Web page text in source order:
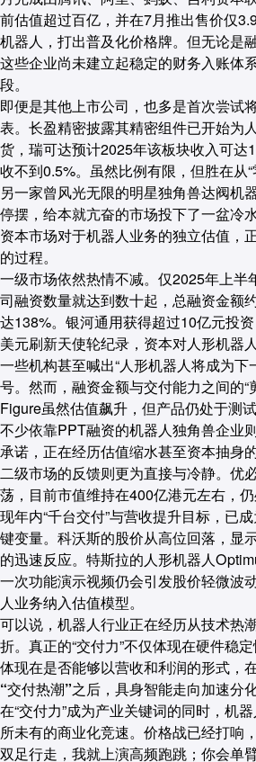
前估值超过百亿，并在7月推出售价仅
机器人，打出普及化价格牌。但无论是
这些企业尚未建立起稳定的财务入账体
段。
即便是其他上市公司，也多是首次尝试
表。长盈精密披露其精密组件已开始为
货，瑞可达预计2025年该板块收入可达
收不到0.5%。虽然比例有限，但胜在从“
另一家曾风光无限的明星独角兽达阀机
停摆，给本就亢奋的市场投下了一盆冷水
资本市场对于机器人业务的独立估值，
的过程。
一级市场依然热情不减。仅2025年上半
司融资数量就达到数十起，总融资金额
达138%。银河通用获得超过10亿元投
美元刷新天使轮纪录，资本对人形机器
一些机构甚至喊出“人形机器人将成为下
号。然而，融资金额与交付能力之间的“
Figure虽然估值飙升，但产品仍处于测
不少依靠PPT融资的机器人独角兽企业
承诺，正在经历估值缩水甚至资本抽身的
二级市场的反馈则更为直接与冷静。优
荡，目前市值维持在400亿港元左右，
现年内“千台交付”与营收提升目标，已
键变量。科沃斯的股价从高位回落，显
的迅速反应。特斯拉的人形机器人
一次功能演示视频仍会引发股价轻微波
人业务纳入估值模型。
可以说，机器人行业正在经历从技术热
折。真正的“交付力”不仅体现在硬件稳
体现在是否能够以营收和利润的形式，
“交付热潮”之后，具身智能走向加速分
在“交付力”成为产业关键词的同时，机
所未有的商业化竞速。价格战已经打响
双足行走，我就上演高频跑跳；你会单